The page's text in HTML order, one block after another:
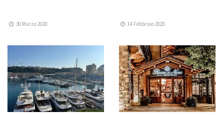
30 Marzo 2020 14 Febbraio 2020